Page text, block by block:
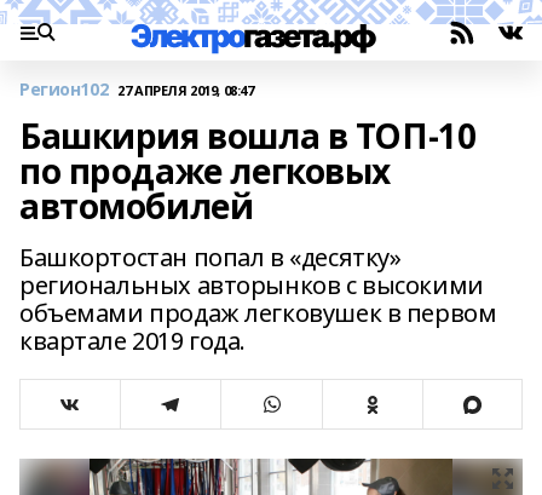
Регион102 27 АПРЕЛЯ 2019, 08:47
Башкирия вошла в ТОП-10
по продаже легковых
автомобилей
Башкортостан попал в «десятку»
региональных авторынков с высокими
объемами продаж легковушек в первом
квартале 2019 года.